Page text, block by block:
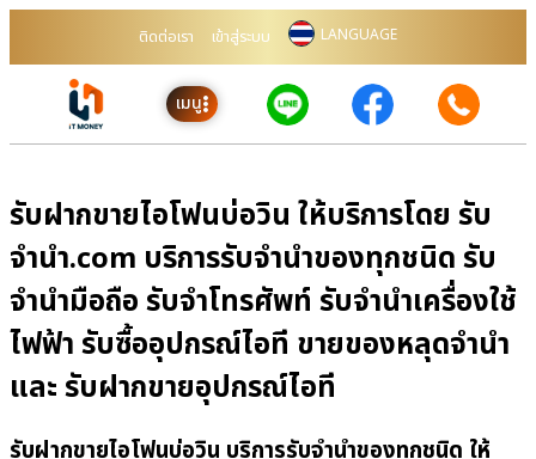
ติดต่อเรา เข้าสู่ระบบ LANGUAGE
เมนู
รับฝากขายไอโฟนบ่อวิน ให้บริการโดย รับ
จํานํา.com บริการรับจำนำของทุกชนิด รับ
จำนำมือถือ รับจำโทรศัพท์ รับจำนำเครื่องใช้
ไฟฟ้า รับซื้ออุปกรณ์ไอที ขายของหลุดจำนำ
และ รับฝากขายอุปกรณ์ไอที
รับฝากขายไอโฟนบ่อวิน บริการรับจำนำของทุกชนิด ให้